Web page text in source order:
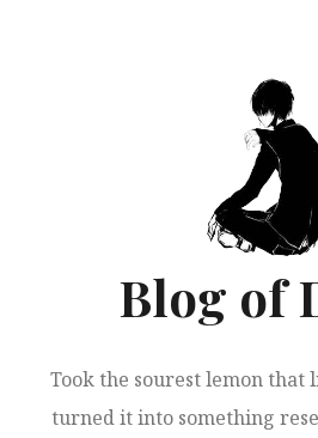
Blog of
Took the sourest lemon that
turned it into something